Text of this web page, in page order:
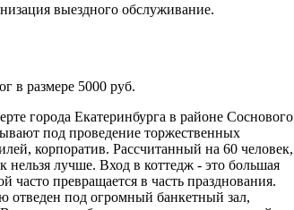
выездного обслуживание.
в размере 5000 руб.
города Екатеринбурга в районе Соснового
под проведение торжественных
корпоратив. Рассчитанный на 60 человек,
нельзя лучше. Вход в коттедж - это большая
часто превращается в часть празднования.
отведен под огромный банкетный зал,